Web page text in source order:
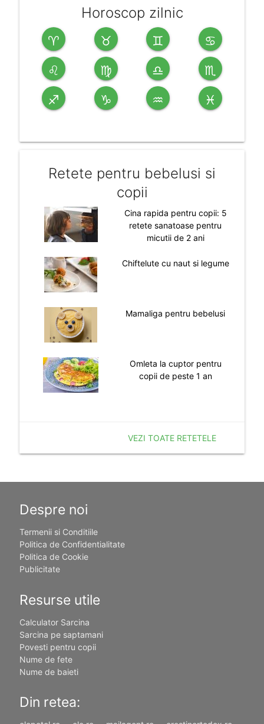
Horoscop zilnic
♈ ♉ ♊ ♋
♌ ♍ ♎ ♏
♐ ♑ ♒ ♓
Retete pentru bebelusi si
copii
Cina rapida pentru copii: 5
retete sanatoase pentru
micutii de 2 ani
Chiftelute cu naut si legume
Mamaliga pentru bebelusi
Omleta la cuptor pentru
copii de peste 1 an
VEZI TOATE RETETELE
Despre noi
Termenii si Conditiile
Politica de Confidentialitate
Politica de Cookie
Publicitate
Resurse utile
Calculator Sarcina
Sarcina pe saptamani
Povesti pentru copii
Nume de fete
Nume de baieti
Din retea: